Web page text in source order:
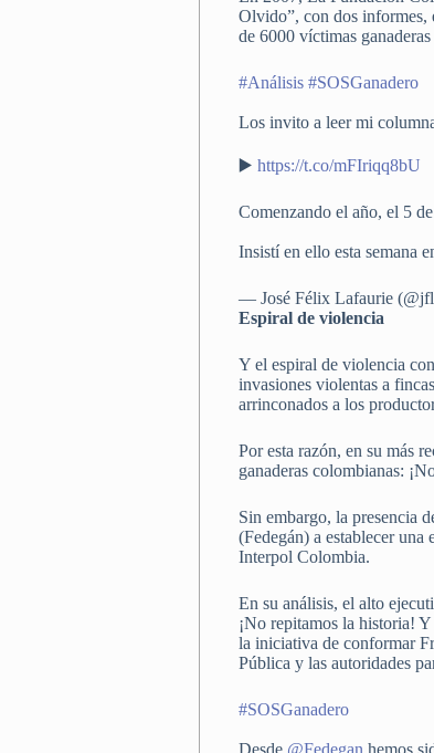
Olvido”, con dos informes,
de 6000 víctimas
#Análisis #SOSGanadero
Los invito a leer mi
▶️https://t.co/mFIriqq8bU
Comenzando el año, el 5
Insistí en ello esta semana
— José Félix Lafaurie
Espiral de violencia
Y el espiral de violencia
invasiones violentas a
arrinconados a los
Por esta razón, en su más
ganaderas colombianas:
Sin embargo, la presencia
(Fedegán) a establecer
Interpol Colombia.
En su análisis, el alto
¡No repitamos la historia!
la iniciativa de conformar
Pública y las autoridades
#SOSGanadero